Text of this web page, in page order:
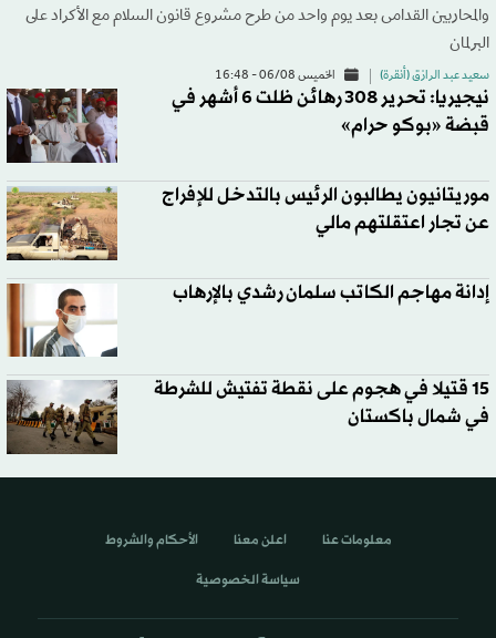
والمحاربين القدامى بعد يوم واحد من طرح مشروع قانون السلام مع الأكراد على
البرلمان
سعيد عبد الرازق (أنقرة) الخميس 06/08 - 16:48
نيجيريا: تحرير 308 رهائن ظلت 6 أشهر في
قبضة «بوكو حرام»
موريتانيون يطالبون الرئيس بالتدخل للإفراج
عن تجار اعتقلتهم مالي
إدانة مهاجم الكاتب سلمان رشدي بالإرهاب
15 قتيلا في هجوم على نقطة تفتيش للشرطة
في شمال باكستان
معلومات عنا اعلن معنا الأحكام والشروط
سياسة الخصوصية